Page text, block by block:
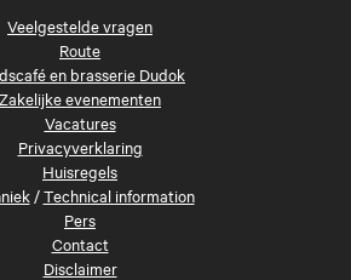
Veelgestelde vragen
Route
en brasserie Dudok
Zakelijke evenementen
Vacatures
Privacyverklaring
Huisregels
/Technical information
Pers
Contact
Disclaimer